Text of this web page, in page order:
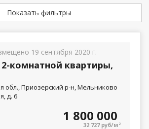
Показать фильтры
19 сентября 2020 г.
комнатной квартиры,
обл., Приозерский р-н, Мельниково
д. 6
1 800 000
32 727 руб/м 2